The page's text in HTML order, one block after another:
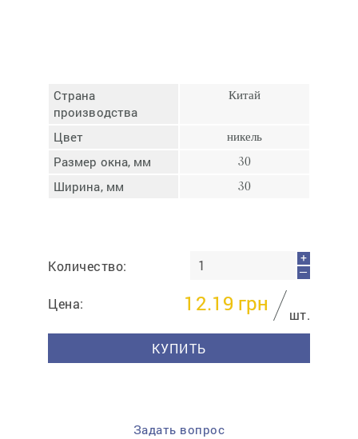
Страна
производства
Китай
Цвет никель
Размер окна, мм 30
Ширина, мм 30
Количество:
+
—
Цена: 12.19 грн
шт.
КУПИТЬ
Задать вопрос